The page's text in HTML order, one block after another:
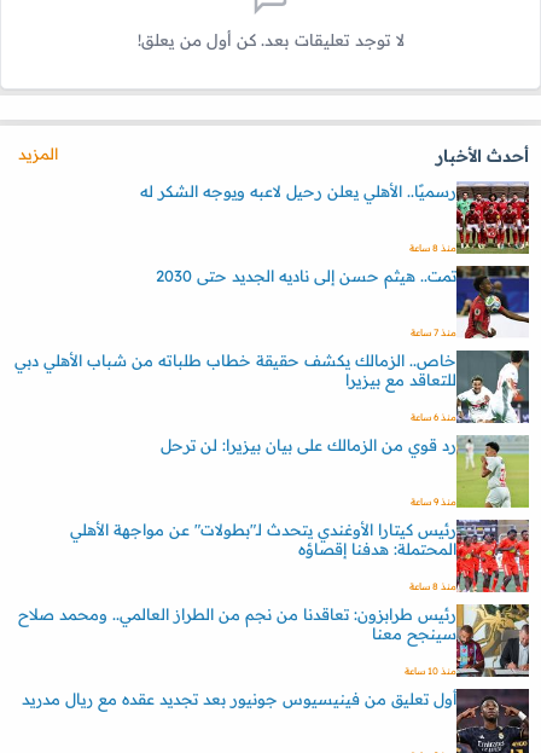
لا توجد تعليقات بعد. كن أول من يعلق!
أحدث الأخبار
المزيد
رسميًا.. الأهلي يعلن رحيل لاعبه ويوجه الشكر له
منذ 8 ساعة
تمت.. هيثم حسن إلى ناديه الجديد حتى 2030
منذ 7 ساعة
خاص.. الزمالك يكشف حقيقة خطاب طلباته من شباب الأهلي دبي
للتعاقد مع بيزيرا
منذ 6 ساعة
رد قوي من الزمالك على بيان بيزيرا: لن ترحل
منذ 9 ساعة
رئيس كيتارا الأوغندي يتحدث لـ"بطولات" عن مواجهة الأهلي
المحتملة: هدفنا إقصاؤه
منذ 8 ساعة
رئيس طرابزون: تعاقدنا من نجم من الطراز العالمي.. ومحمد صلاح
سينجح معنا
منذ 10 ساعة
أول تعليق من فينيسيوس جونيور بعد تجديد عقده مع ريال مدريد